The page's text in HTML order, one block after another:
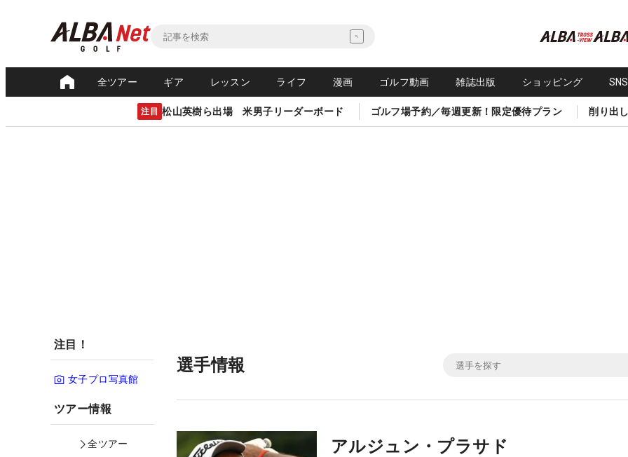
全ツアー ギア レッスン ライフ 漫画 ゴルフ動画 雑誌出版 ショッピング
注目 松山英樹ら出場 米男子リーダーボード ゴルフ場予約／毎週更新！限定優待プラン 削り出
注目！
女子プロ写真館
ツアー情報
全ツアー
選手情報
アルジュン・プラサド